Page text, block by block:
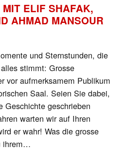
ELIF SHAFAK,
AHMAD MANSOUR
und Sternstunden, die
stimmt: Grosse
vor aufmerksamem Publikum
Saal. Seien Sie dabei,
Geschichte geschrieben
warten wir auf Ihren
er wahr! Was die grosse
ihrem…